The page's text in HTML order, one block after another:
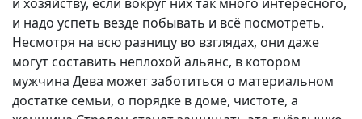
и надо успеть везде побывать и всё посмотреть.
Несмотря на всю разницу во взглядах, они даже
могут составить неплохой альянс, в котором
мужчина Дева может заботиться о материальном
достатке семьи, о порядке в доме, чистоте, а